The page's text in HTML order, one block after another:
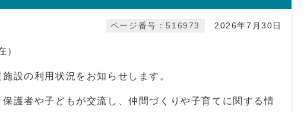
2026年7月30日
ページ番号：516973
）
設の利用状況をお知らせします。
護者や子どもが交流し、仲間づくりや子育てに関する情